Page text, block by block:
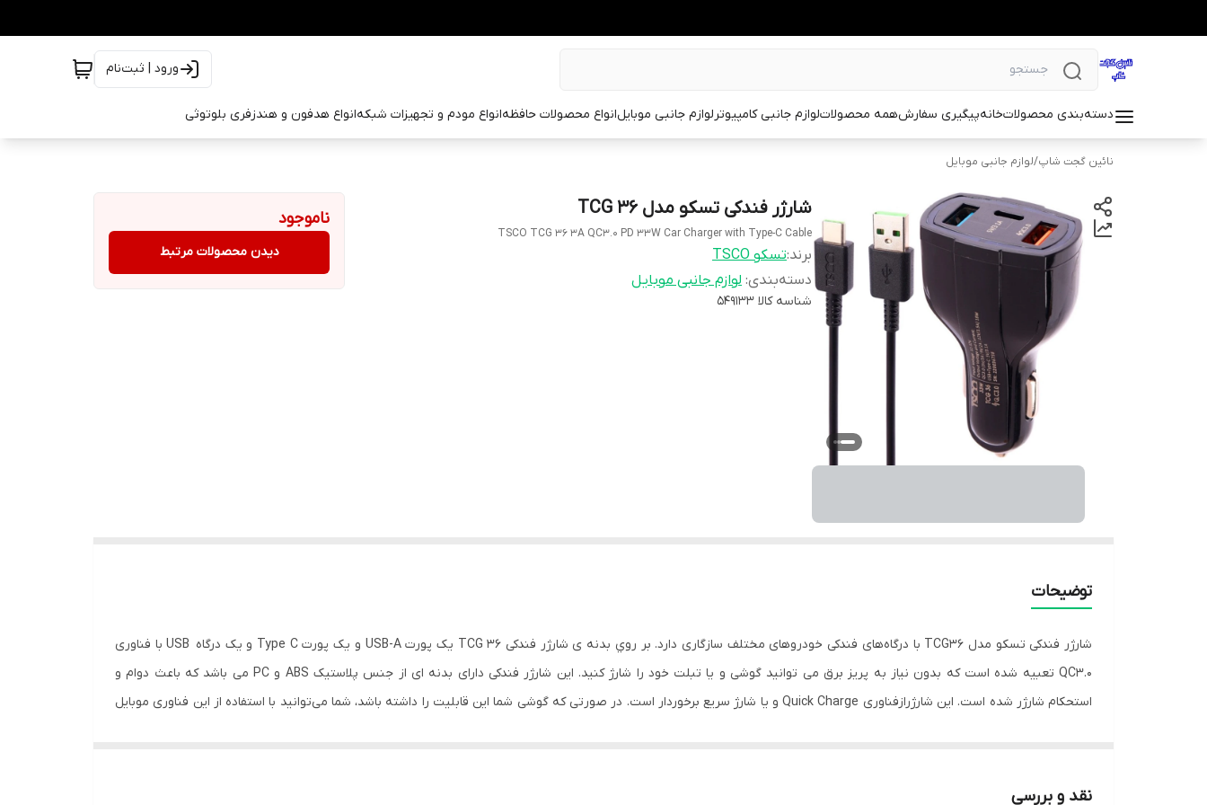
ورود | ثبت‌نام
دسته‌بندی محصولاتخانهپیگیری سفارشهمه محصولاتلوازم جانبی کامپیوترلوازم جانبی موبایلانواع محصولات حافظهانواع مودم و تجهیزات شبکهانواع هدفون و هندزفری بلوتوثی
نائین گجت شاپ/لوازم جانبی موبایل
شارژر فندکی تسکو مدل TCG 36
TSCO TCG 36 3A QC3.0 PD 33W Car Charger with Type-C Cable
برند:تسکو TSCO
دسته‌بندی: لوازم جانبی موبایل
شناسه کالا 549133
ناموجود
دیدن محصولات مرتبط
توضیحات
شارژر فندکی تسکو مدل TCG36 با درگاه‌های فندکی خودروهای مختلف سازگاری دارد. بر روي بدنه‌ ی شارژر فندکی TCG 36 یک پورت USB-A و یک پورت Type C و یک درگاه USB با فناوری
QC3.0 تعبیه شده است که بدون نياز به پريز برق می توانید گوشی و یا تبلت خود را شارژ کنید. این شارژر فندکی دارای بدنه ای از جنس پلاستیک ABS و PC می باشد که باعث دوام و
استحکام شارژر شده است. این شارژرازفناوری Quick Charge و یا شارژ سریع برخوردار است. در صورتی که گوشی شما این قابلیت را داشته باشد، شما می‌توانید با استفاده از این فناوری موبایل
نقد و بررسی